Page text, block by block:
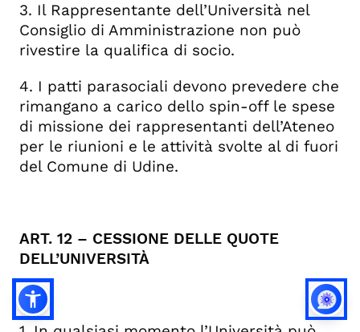
3. Il Rappresentante dell’Università nel
Consiglio di Amministrazione non può
rivestire la qualifica di socio.
4. I patti parasociali devono prevedere che
rimangano a carico dello spin-off le spese
di missione dei rappresentanti dell’Ateneo
per le riunioni e le attività svolte al di fuori
del Comune di Udine.
ART. 12 – CESSIONE DELLE QUOTE
DELL’UNIVERSITÀ